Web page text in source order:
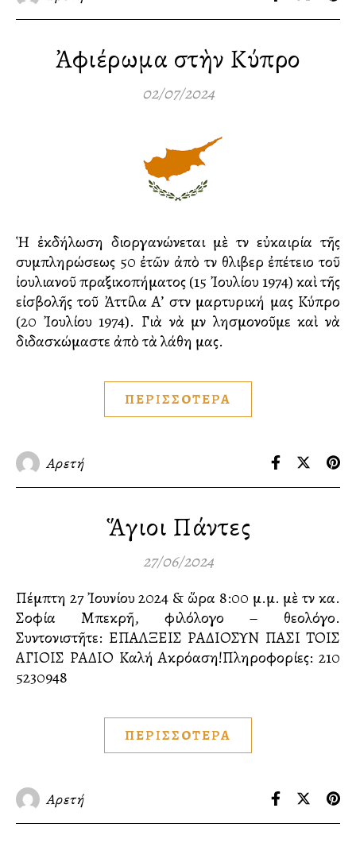
Ἀφιέρωμα στὴν Κύπρο
02/07/2024
Ἡ ἐκδήλωση διοργανώνεται μὲ τὴν εὐκαιρία τῆς
συμπληρώσεως 50 ἐτῶν ἀπὸ τὴν θλιβερὴ ἐπέτειο τοῦ
ἰουλιανοῦ πραξικοπήματος (15 Ἰουλίου 1974) καὶ τῆς
εἰσβολῆς τοῦ Ἀττίλα Α’ στὴν μαρτυρική μας Κύπρο
(20 Ἰουλίου 1974). Γιὰ νὰ μὴν λησμονοῦμε καὶ νὰ
διδασκώμαστε ἀπὸ τὰ λάθη μας.
ΠΕΡΙΣΣΟΤΕΡΑ
Αρετή
Ἅγιοι Πάντες
27/06/2024
Πέμπτη 27 Ἰουνίου 2024 & ὥρα 8:00 μ.μ. μὲ τὴν κα.
Σοφία Μπεκρῆ, φιλόλογο – θεολόγο.
Συντονιστῆτε: ΕΠΑΛΞΕΙΣ ΡΑΔΙΟΣΥΝ ΠΑΣΙ ΤΟΙΣ
ΑΓΙΟΙΣ ΡΑΔΙΟ Καλή Ακρόαση!Πληροφορίες: 210
5230948
ΠΕΡΙΣΣΟΤΕΡΑ
Αρετή